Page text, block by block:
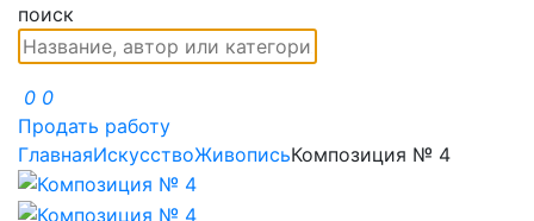
поиск
0 0
Продать работу
ГлавнаяИскусствоЖивописьКомпозиция № 4